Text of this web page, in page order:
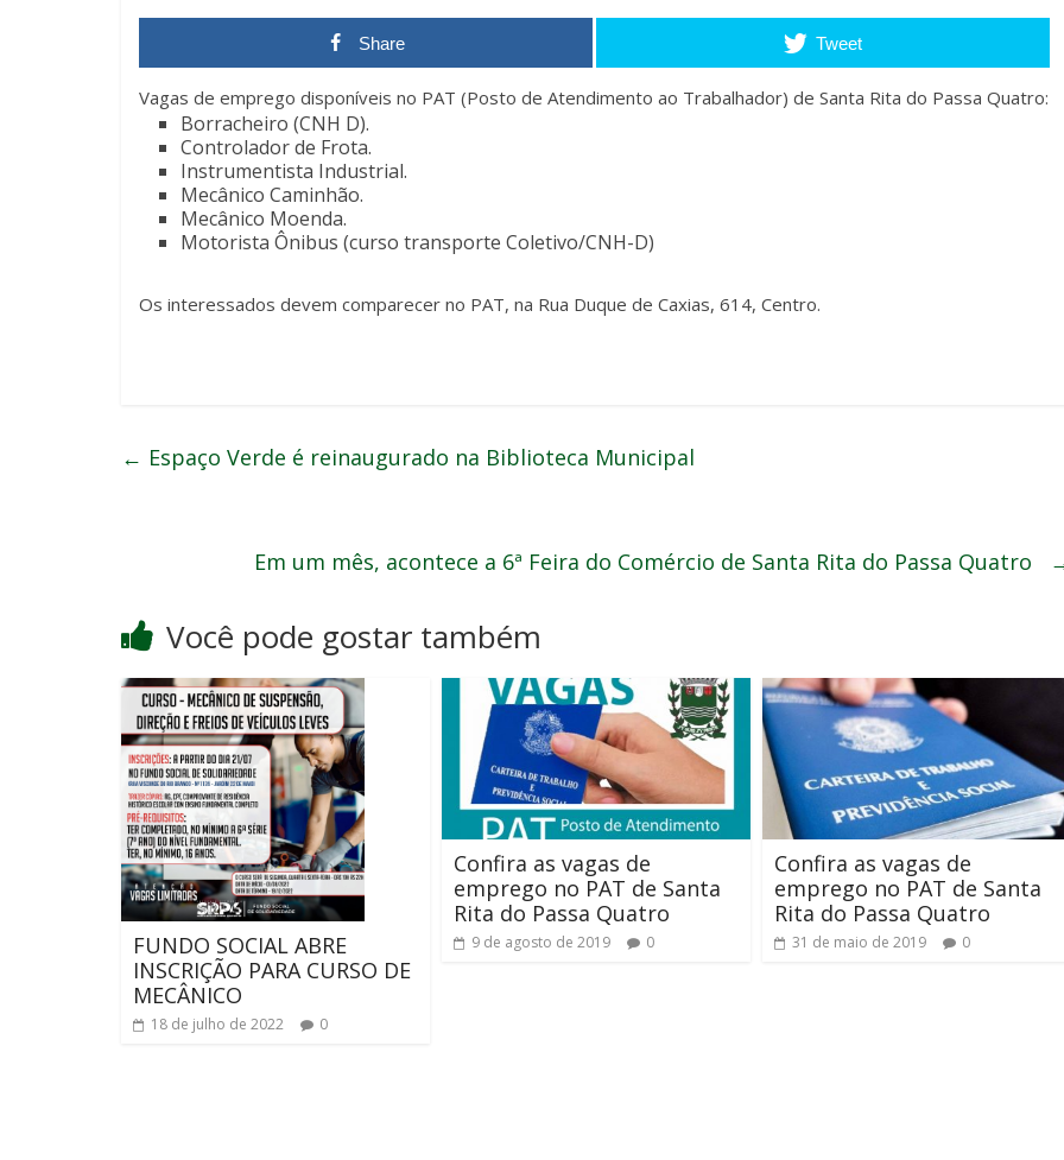
Share Tweet
Vagas de emprego disponíveis no PAT (Posto de Atendimento ao Trabalhador) de Santa Rita do Passa Quatro:
Borracheiro (CNH D).
Controlador de Frota.
Instrumentista Industrial.
Mecânico Caminhão.
Mecânico Moenda.
Motorista Ônibus (curso transporte Coletivo/CNH-D)
Os interessados devem comparecer no PAT, na Rua Duque de Caxias, 614, Centro.
← Espaço Verde é reinaugurado na Biblioteca Municipal
Em um mês, acontece a 6ª Feira do Comércio de Santa Rita do Passa Quatro
Você pode gostar também
FUNDO SOCIAL ABRE
INSCRIÇÃO PARA CURSO DE
MECÂNICO
18 de julho de 2022 0
Confira as vagas de
emprego no PAT de Santa
Rita do Passa Quatro
9 de agosto de 2019 0
Confira as vagas de
emprego no PAT de Santa
Rita do Passa Quatro
31 de maio de 2019 0